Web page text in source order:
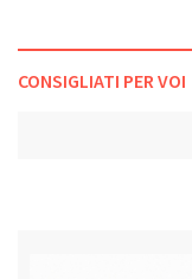
CONSIGLIATI PER VOI